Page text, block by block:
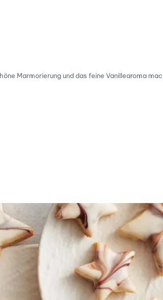
Marmorierung und das feine Vanillearoma